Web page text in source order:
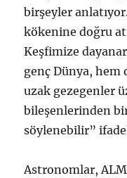
birşeyler
kökenine doğru
Keşfimize
genç Dünya, hem
uzak gezegenler
bileşenlerinden
söylenebilir”
Astronomlar,